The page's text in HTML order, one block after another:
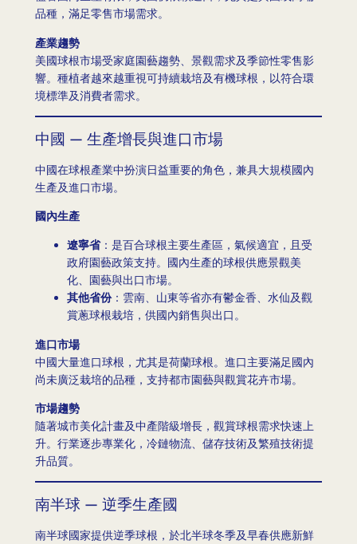
品種，滿足零售市場需求。
產業趨勢
美國球根市場受家庭園藝趨勢、景觀需求及季節性零售影
響。種植者越來越重視可持續栽培及有機球根，以符合環
境標準及消費者需求。
中國 — 生產增長與進口市場
中國在球根產業中扮演日益重要的角色，兼具大規模國內
生產及進口市場。
國內生產
遼寧省：是百合球根主要生產區，氣候適宜，且受
政府園藝政策支持。國內生產的球根供應景觀美
化、園藝與出口市場。
其他省份：雲南、山東等省亦有鬱金香、水仙及觀
賞蔥球根栽培，供國內銷售與出口。
進口市場
中國大量進口球根，尤其是荷蘭球根。進口主要滿足國內
尚未廣泛栽培的品種，支持都市園藝與觀賞花卉市場。
市場趨勢
隨著城市美化計畫及中產階級增長，觀賞球根需求快速上
升。行業逐步專業化，冷鏈物流、儲存技術及繁殖技術提
升品質。
南半球 — 逆季生產國
南半球國家提供逆季球根，於北半球冬季及早春供應新鮮